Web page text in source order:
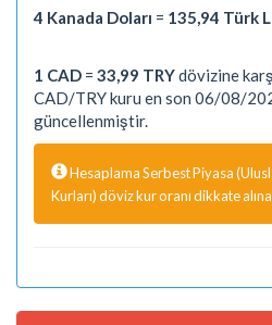
4 Kanada Doları = 135,94 Türk
1 CAD = 33,99 TRYdövizine
CAD/TRY kuru en son 06/08/
güncellenmiştir.
Hesaplama Serbest Piyasa
Kurları) döviz kur oranı dikkate